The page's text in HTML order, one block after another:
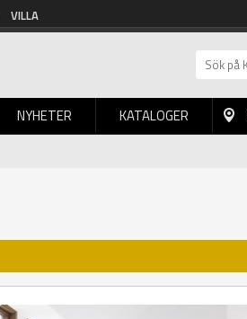
VILLA
NYHETER KATALOGER